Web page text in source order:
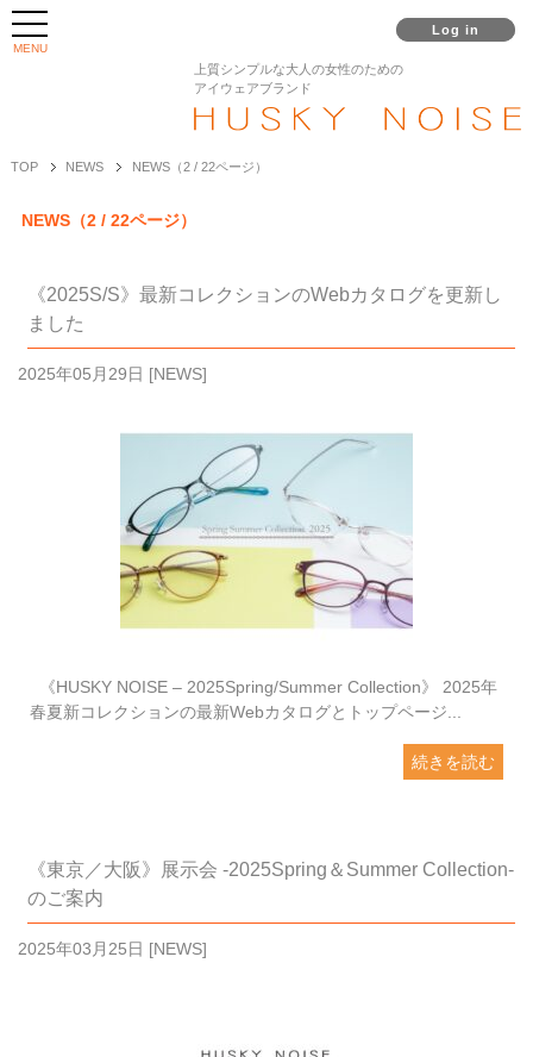
Log in
MENU
上質シンプルな大人の女性のための
アイウェアブランド
TOP NEWS NEWS（2 / 22ページ）
NEWS（2 / 22ページ）
《2025S/S》最新コレクションのWebカタログを更新し
ました
2025年05月29日 [NEWS]
《HUSKY NOISE – 2025Spring/Summer Collection》 2025年
春夏新コレクションの最新Webカタログとトップページ...
続きを読む
《東京／大阪》展示会 -2025Spring＆Summer Collection-
のご案内
2025年03月25日 [NEWS]